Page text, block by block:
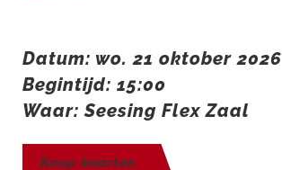
Datum: wo. 21 oktober 2026
Begintijd: 15:00
Waar: Seesing Flex Zaal
Koop kaarten